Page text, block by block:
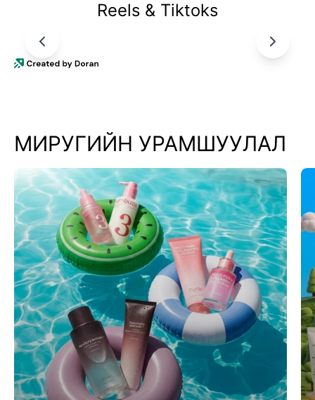
Reels & Tiktoks
МИРУГИЙН УРАМШУУЛАЛ